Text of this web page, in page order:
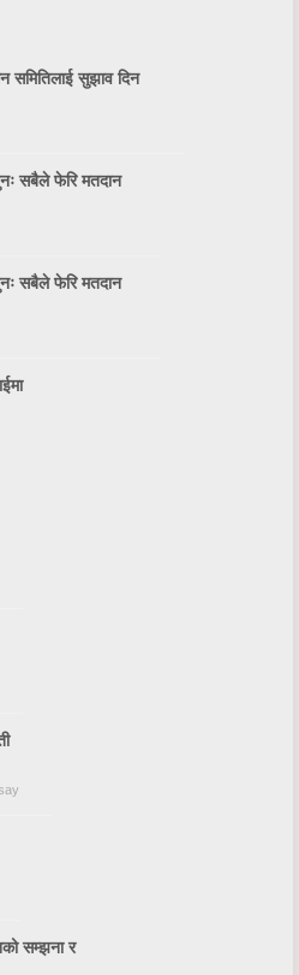
समितिलाई सुझाव दिन
सबैले फेरि मतदान
सबैले फेरि मतदान
सम्झना र